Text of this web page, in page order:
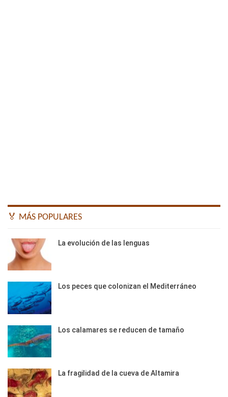
🏅 MÁS POPULARES
La evolución de las lenguas
Los peces que colonizan el Mediterráneo
Los calamares se reducen de tamaño
La fragilidad de la cueva de Altamira